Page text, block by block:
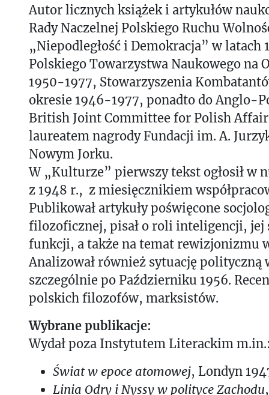
Autor licznych książek i artykułów
Rady Naczelnej Polskiego Ruchu
„Niepodległość i Demokracja” w latach
Polskiego Towarzystwa Naukowego na
1950-1977, Stowarzyszenia
okresie 1946-1977, ponadto do Anglo-
British Joint Committee for Polish
laureatem nagrody Fundacji im. A.
Nowym Jorku.
W „Kulturze” pierwszy tekst ogłosił w
z 1948 r., z miesięcznikiem
Publikował artykuły poświęcone
filozoficznej, pisał o roli inteligencji, jej
funkcji, a także na temat rewizjonizmu
Analizował również sytuację polityczną
szczególnie po Październiku 1956.
polskich filozofów, marksistów.
Wybrane publikacje:
Wydał poza Instytutem Literackim
Świat w epoce atomowej, Londyn
Linia Odry i Nyssy w polityce Zachodu